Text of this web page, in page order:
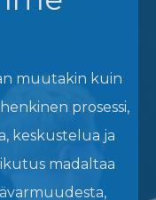
muutakin kuin
prosessi,
keskustelua ja
madaltaa